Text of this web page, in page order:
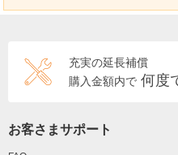
充実の延長補償
購入金額内で 何度
お客さまサポート